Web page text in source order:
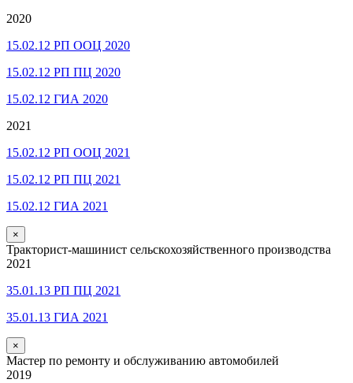
2020
15.02.12 РП ООЦ 2020
15.02.12 РП ПЦ 2020
15.02.12 ГИА 2020
2021
15.02.12 РП ООЦ 2021
15.02.12 РП ПЦ 2021
15.02.12 ГИА 2021
×
Тракторист-машинист сельскохозяйственного производства
2021
35.01.13 РП ПЦ 2021
35.01.13 ГИА 2021
×
Мастер по ремонту и обслуживанию автомобилей
2019